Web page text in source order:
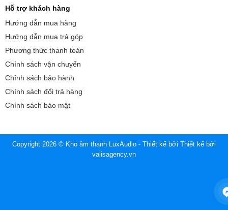
Hỗ trợ khách hàng
Hướng dẫn mua hàng
Hướng dẫn mua trả góp
Phương thức thanh toán
Chính sách vận chuyển
Chính sách bảo hành
Chính sách đổi trả hàng
Chính sách bảo mật
Copyright 2026 © Kho âm thanh LuxAudio - Thiết kế bởi Thiết kế bởi
valisagency.vn